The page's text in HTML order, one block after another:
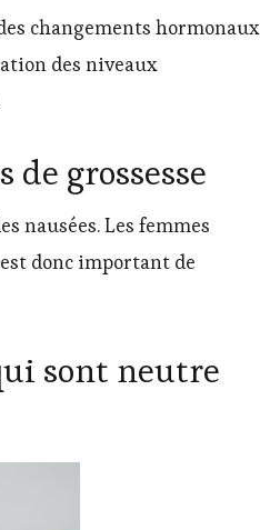
changements hormonaux
des niveaux
grossesse
nausées. Les femmes
donc important de
sont neutre